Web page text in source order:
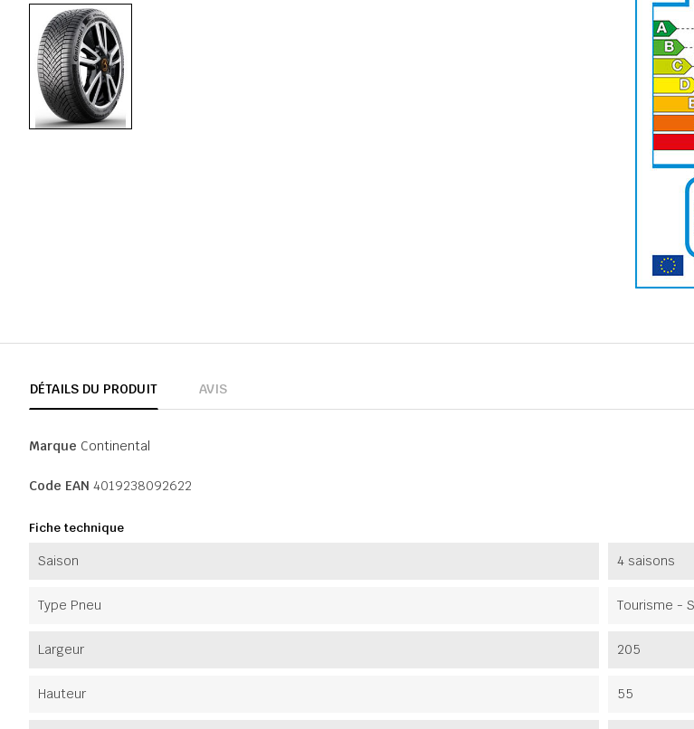
DÉTAILS DU PRODUIT AVIS
Marque Continental
Code EAN 4019238092622
Fiche technique
Saison 4 saisons
Type Pneu Tourisme -
Largeur 205
Hauteur 55